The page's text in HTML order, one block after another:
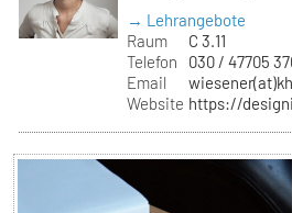
→ Lehrangebote
Raum
C 3.11
Telefon
030 / 47705
Email
Website https://